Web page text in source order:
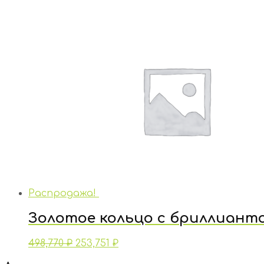
Распродажа!
Золотое кольцо с
498,770₽ 253,751 ₽